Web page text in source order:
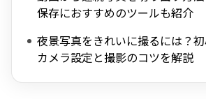
保存におすすめのツールも紹介
夜景写真をきれいに撮るには？
カメラ設定と撮影のコツを解説